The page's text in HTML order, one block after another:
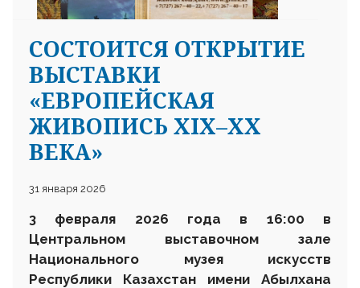
СОСТОИТСЯ ОТКРЫТИЕ
ВЫСТАВКИ
«ЕВРОПЕЙСКАЯ
ЖИВОПИСЬ XIX–XX
ВЕКА»
31 января 2026
3 февраля 2026 года в 16:00 в
Центральном выставочном зале
Национального музея искусств
Республики Казахстан имени Абылхана